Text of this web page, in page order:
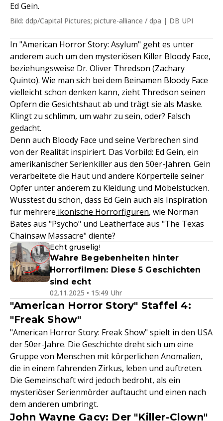
Ed Gein.
Bild: ddp/Capital Pictures; picture-alliance / dpa | DB UPI
In "American Horror Story: Asylum" geht es unter
anderem auch um den mysteriösen Killer Bloody Face,
beziehungsweise Dr. Oliver Thredson (Zachary
Quinto). Wie man sich bei dem Beinamen Bloody Face
vielleicht schon denken kann, zieht Thredson seinen
Opfern die Gesichtshaut ab und trägt sie als Maske.
Klingt zu schlimm, um wahr zu sein, oder? Falsch
gedacht.
Denn auch Bloody Face und seine Verbrechen sind
von der Realität inspiriert. Das Vorbild: Ed Gein, ein
amerikanischer Serienkiller aus den 50er-Jahren. Gein
verarbeitete die Haut und andere Körperteile seiner
Opfer unter anderem zu Kleidung und Möbelstücken.
Wusstest du schon, dass Ed Gein auch als Inspiration
für mehrere ikonische Horrorfiguren, wie Norman
Bates aus "Psycho" und Leatherface aus "The Texas
Chainsaw Massacre" diente?
Echt gruselig!
Wahre Begebenheiten hinter
Horrorfilmen: Diese 5 Geschichten
sind echt
02.11.2025 • 15:49 Uhr
"American Horror Story" Staffel 4:
"Freak Show"
"American Horror Story: Freak Show" spielt in den USA
der 50er-Jahre. Die Geschichte dreht sich um eine
Gruppe von Menschen mit körperlichen Anomalien,
die in einem fahrenden Zirkus, leben und auftreten.
Die Gemeinschaft wird jedoch bedroht, als ein
mysteriöser Serienmörder auftaucht und einen nach
dem anderen umbringt.
John Wayne Gacy: Der "Killer-Clown"